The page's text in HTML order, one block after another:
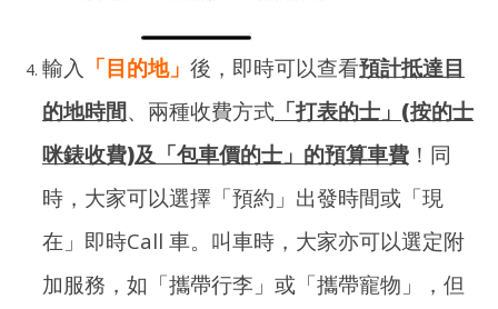
輸入 「目的地」 後，即時可以查看預計抵達目
的地時間、兩種收費方式 「打表的士」(按的士
咪錶收費)及「包車價的士」的預算車費 ！同
時，大家可以選擇「預約」出發時間或「現
在」即時Call 車。叫車時，大家亦可以選定附
加服務，如「攜帶行李」或「攜帶寵物」，但